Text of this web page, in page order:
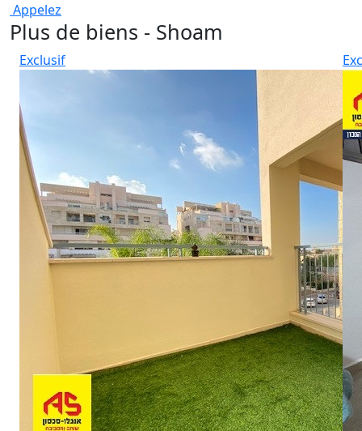
Appelez
Plus de biens - Shoam
Exclusif